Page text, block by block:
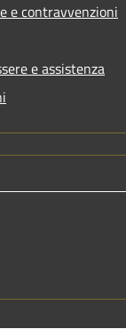
e contravvenzioni
e assistenza